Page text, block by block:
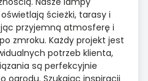
ścieżki, tarasy i
przyjemną atmosferę i
zmroku. Każdy projekt jest
potrzeb klienta,
są perfekcyjnie